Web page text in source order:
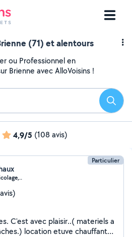
(71) et alentours
ou Professionnel en
Brienne avec AlloVoisins !
4,9/5 (108 avis)
Particulier
C'est avec plaisir..( materiels a
location etuve chauffante,